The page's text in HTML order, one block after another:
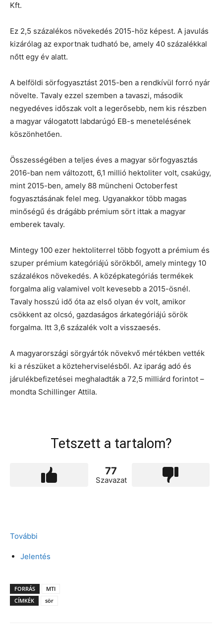
Kft.
Ez 2,5 százalékos növekedés 2015-höz képest. A javulás
kizárólag az exportnak tudható be, amely 40 százalékkal
nőtt egy év alatt.
A belföldi sörfogyasztást 2015-ben a rendkívül forró nyár
növelte. Tavaly ezzel szemben a tavaszi, második
negyedéves időszak volt a legerősebb, nem kis részben
a magyar válogatott labdarúgó EB-s menetelésének
köszönhetően.
Összességében a teljes éves a magyar sörfogyasztás
2016-ban nem változott, 6,1 millió hektoliter volt, csakúgy,
mint 2015-ben, amely 88 müncheni Octoberfest
fogyasztásának felel meg. Ugyanakkor több magas
minőségű és drágább prémium sört ittak a magyar
emberek tavaly.
Mintegy 100 ezer hektoliterrel több fogyott a prémium és
szuper prémium kategóriájú sörökből, amely mintegy 10
százalékos növekedés. A középkategóriás termékek
forgalma alig valamivel volt kevesebb a 2015-ösnél.
Tavaly hosszú idő óta az első olyan év volt, amikor
csökkent az olcsó, gazdaságos árkategóriájú sörök
forgalma. Itt 3,6 százalék volt a visszaesés.
A magyarországi sörgyártók növekvő mértékben vették
ki a részüket a közteherviselésből. Az iparág adó és
járulékbefizetései meghaladták a 72,5 milliárd forintot –
mondta Schillinger Attila.
Tetszett a tartalom?
77
Szavazat
További
Jelentés
FORRÁS
MTI
CÍMKÉK
sör